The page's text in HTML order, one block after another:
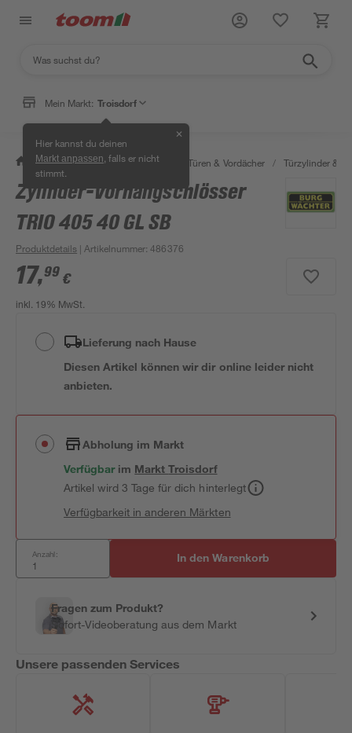
Mein Markt: Troisdorf
Hier kannst du deinen
Markt anpassen , falls er nicht
stimmt.
✕
/ Bauen & Renovieren / Fenster, Türen & Vordächer / Türzylinder &
Zylinder-Vorhangschlösser
TRIO 405 40 GL SB
Produktdetails | Artikelnummer:486376
17,99 €
inkl. 19% MwSt.
Lieferung nach Hause
Diesen Artikel können wir dir online leider nicht
anbieten.
Abholung im Markt
Verfügbar im MarktTroisdorf
Artikel wird 3 Tage für dich hinterlegt
Verfügbarkeit in anderen Märkten
Anzahl: In den Warenkorb
Fragen zum Produkt?
Sofort-Videoberatung aus dem Markt
Unsere passenden Services